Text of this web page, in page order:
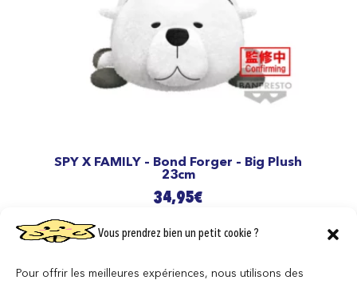
Vous prendrez bien un petit cookie ?
Pour offrir les meilleures expériences, nous utilisons des
SPY X FAMILY – Bond Forger – Big Plush
23cm
34,95€
AJOUTER AU PANIER